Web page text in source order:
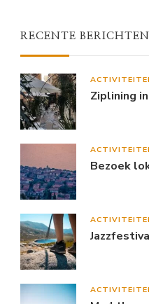
RECENTE BERICHTEN
Ziplining
Bezoek